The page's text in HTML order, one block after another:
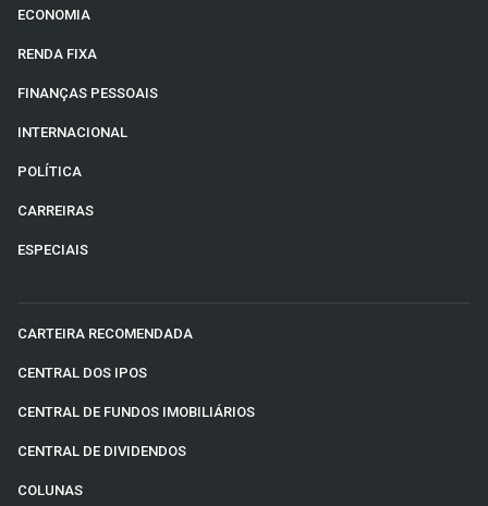
ECONOMIA
RENDA FIXA
FINANÇAS PESSOAIS
INTERNACIONAL
POLÍTICA
CARREIRAS
ESPECIAIS
CARTEIRA RECOMENDADA
CENTRAL DOS IPOS
CENTRAL DE FUNDOS IMOBILIÁRIOS
CENTRAL DE DIVIDENDOS
COLUNAS